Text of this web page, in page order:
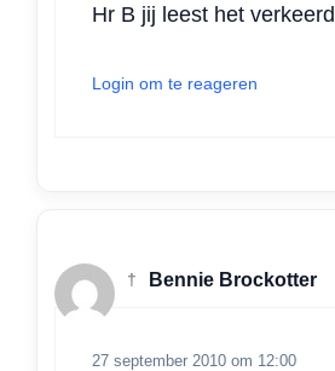
Hr B jij leest het verkeerd
Login om te reageren
† Bennie Brockotter
27 september 2010 om 12:00